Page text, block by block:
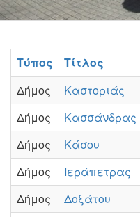
Τύπος Τίτλος
Δήμος
Καστοριάς
Δήμος
Κασσάνδρας
Δήμος
Κάσου
Δήμος
Ιεράπετρας
Δήμος
Δοξάτου